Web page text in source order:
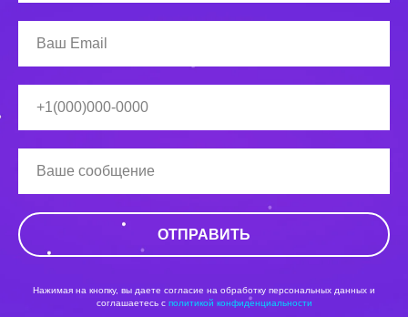
ОТПРАВИТЬ
Нажимая на кнопку, вы даете согласие на обработку персональных данных и
соглашаетесь c политикой конфиденциальности